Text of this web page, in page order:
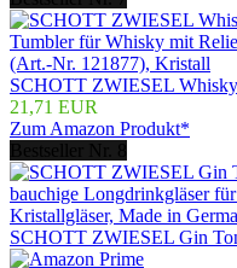
SCHOTT ZWIESEL
21,71 EUR
Zum Amazon Produkt*
SCHOTT ZWIESEL Gin